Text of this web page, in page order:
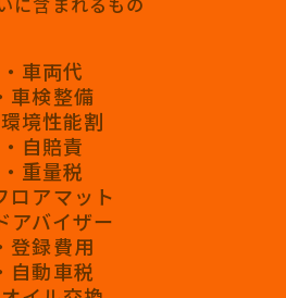
・車両代
車検整備
環境性能割
・自賠責
・重量税
ロアマット
アバイザー
登録費用
自動車税